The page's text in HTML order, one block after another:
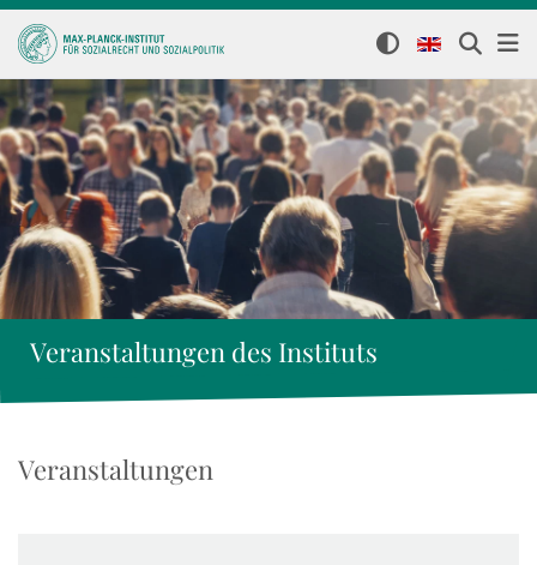
Veranstaltungen des Instituts
Veranstaltungen